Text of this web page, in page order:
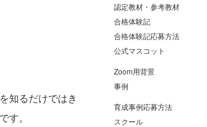
知るだけではき
す。
認定教材・参考教材
合格体験記
合格体験記応募方法
公式マスコット
Zoom用背景
事例
育成事例応募方法
スクール